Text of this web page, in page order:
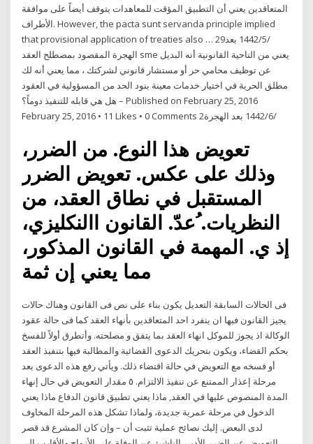
المتعاقدين يعني أن التطبيق المؤقت للمعاهدات يتوقف أيضاً على موافقة
الأطراف. However, the pacta sunt servanda principle implied
that provisional application of treaties also … 29‏‏/5‏‏/1442 بعد
الهجرة المقصود بمصطلح العقد sme يعني من الناحية القانونية أنه البديل
عن توظيف محامي حر أو مستشار قانوني لشركتك ، مما يعني أنه لك
مطلق الحرية في اختيار خدمات معينة بنود الحد من المسؤولية في العقود
– هل هي قابله للتنفيذ دوماً؟ Published on February 25, 2016
February 25, 2016 • 11 Likes • 0 Comments 2‏‏/6‏‏/1442 بعد الهجرة
تعويض هذا النوع. من الضرر،
وذلك على عكس. تعويض الضرر
المستقبل في نطاق العقد، من
النظريات. ُعدّ. القانون االنكليزي،
إذ ي. المهمة في القانون المذكور،
فى الحالات السابقة التعديل يكون بناء على نص فى القانون وهناك حالات
يجيز القانون فيها ان ينفرد احد المتعاقدين بأنهاء العقد كما فى حالة عقود
الوكالة اذ يجوز للموكل انهاء العقد بما يتفق و مصلحته. وأتطرق أولاً للفسخ
بحكم القضاء، ويكون بتحريك الدعوى القضائية والمطالبة فيها بتنفيذ العقد
أو فسخه مع التعويض في حالة اقتضاء ذلك. ويأتي رفع هذه الدعوى بعد
مرحلة إعذار الممتنع عن تنفيذ الالتزام. ٥ مقدار التعويض في حال إنهاء
المدة المنصوص عليها في العقد, ماذا يعني تطبيق قانون الدفاع ماذا يعني
الدخول في مرحلة عمرية جديدة، ولماذا تشكل هذه المرحلة المخاوف
لدى البعض. إليك نصائح عملية تثبت أن – وإن كان المشرع قد قصر